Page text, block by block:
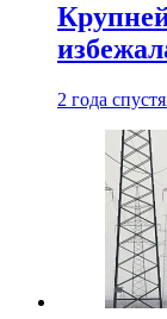
2 года спустя